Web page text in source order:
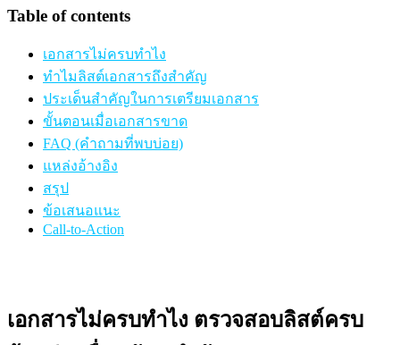
Table of contents
เอกสารไม่ครบทำไง
ทำไมลิสต์เอกสารถึงสำคัญ
ประเด็นสำคัญในการเตรียมเอกสาร
ขั้นตอนเมื่อเอกสารขาด
FAQ (คำถามที่พบบ่อย)
แหล่งอ้างอิง
สรุป
ข้อเสนอแนะ
Call-to-Action
เอกสารไม่ครบทำไง ตรวจสอบลิสต์ครบ